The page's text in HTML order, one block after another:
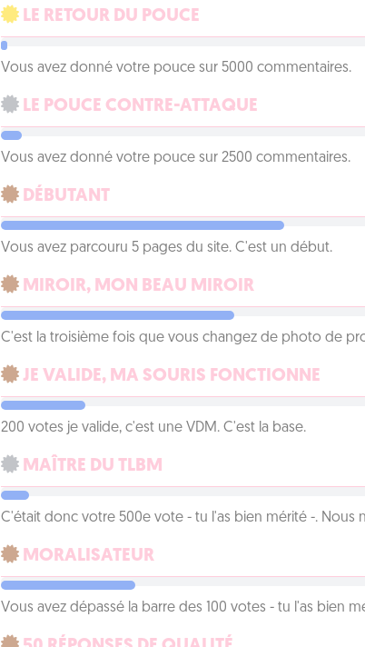
LE RETOUR DU POUCE
Vous avez donné votre pouce sur 5000 commentaires.
LE POUCE CONTRE-ATTAQUE
Vous avez donné votre pouce sur 2500 commentaires.
DÉBUTANT
Vous avez parcouru 5 pages du site. C'est un début.
MIROIR, MON BEAU MIROIR
C'est la troisième fois que vous changez de photo de
JE VALIDE, MA SOURIS FONCTIONNE
200 votes je valide, c'est une VDM. C'est la base.
MAÎTRE DU TLBM
C'était donc votre 500e vote - tu l'as bien mérité -. Nous
MORALISATEUR
Vous avez dépassé la barre des 100 votes - tu l'as bien